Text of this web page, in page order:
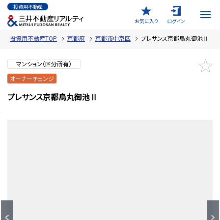
投資用不動産
お気に入り
ログイン
投資用不動産TOP 京都府 京都市中京区 プレサンス京都烏丸御池Ⅱ
マンション（区分所有）
オーナーチェンジ
プレサンス京都烏丸御池Ⅱ